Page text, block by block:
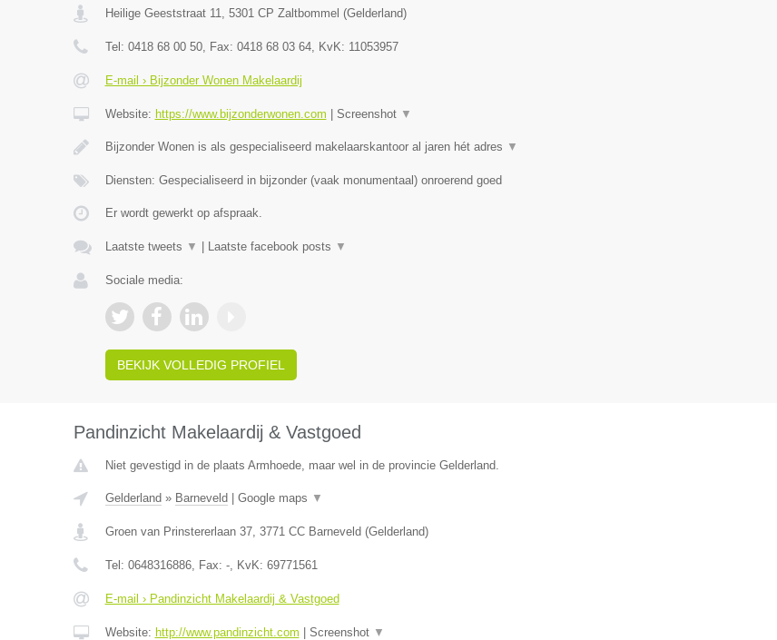
Heilige Geeststraat 11, 5301 CP Zaltbommel (Gelderland)
Tel: 0418 68 00 50, Fax: 0418 68 03 64, KvK: 11053957
E-mail › Bijzonder Wonen Makelaardij
Website: https://www.bijzonderwonen.com Screenshot ▼
Bijzonder Wonen is als gespecialiseerd makelaarskantoor al jaren hét adres ▼
Diensten: Gespecialiseerd in bijzonder (vaak monumentaal) onroerend goed
Er wordt gewerkt op afspraak.
Laatste tweets ▼ Laatste facebook posts ▼
Sociale media:
BEKIJK VOLLEDIG PROFIEL
Pandinzicht Makelaardij & Vastgoed
Niet gevestigd in de plaats Armhoede, maar wel in de provincie Gelderland.
Gelderland » Barneveld Google maps ▼
Groen van Prinstererlaan 37, 3771 CC Barneveld (Gelderland)
Tel: 0648316886, Fax: -, KvK: 69771561
E-mail › Pandinzicht Makelaardij & Vastgoed
Website: http://www.pandinzicht.com Screenshot ▼